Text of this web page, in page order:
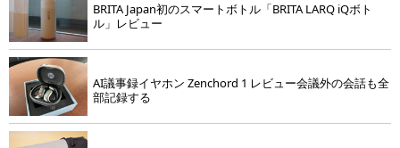
BRITA Japan初のスマートボトル「BRITA LARQ iQボト
ル」レビュー
AI議事録イヤホン Zenchord 1 レビュー会議外の会話も全
部記録する